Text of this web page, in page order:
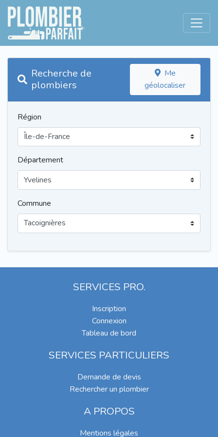
Recherche de
plombiers
Me
géolocaliser
Région
Département
Commune
SERVICES PRO.
Inscription
Connexion
Tableau de bord
SERVICES PARTICULIERS
Demande de devis
Rechercher un plombier
A PROPOS
Mentions légales